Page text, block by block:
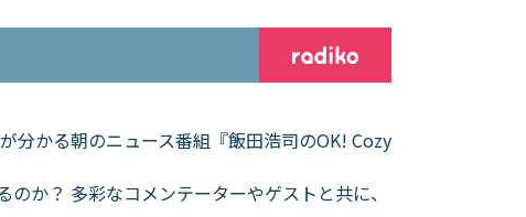
分かる朝のニュース番組『飯田浩司のOK! Cozy
か？ 多彩なコメンテーターやゲストと共に、